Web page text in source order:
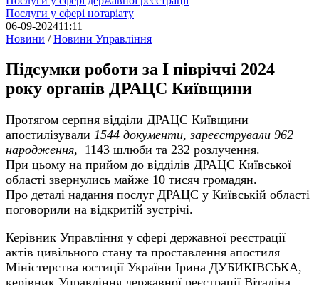
Послуги у сфері нотаріату
06-09-202411:11
Новини /Новини Управління
Підсумки роботи за I півріччі 2024
року органів ДРАЦС Київщини
Протягом серпня відділи ДРАЦС Київщини
апостилізували 1544 документи, зареєстрували 962
народження, 1143 шлюби та 232 розлучення.
При цьому на прийом до відділів ДРАЦС Київської
області звернулись майже 10 тисяч громадян.
Про деталі надання послуг ДРАЦС у Київській області
поговорили на відкритій зустрічі.
Керівник Управління у сфері державної реєстрації
актів цивільного стану та проставлення апостиля
Міністерства юстиції України Ірина ДУБИКІВСЬКА,
керівник Управління державної реєстрації Віталіна